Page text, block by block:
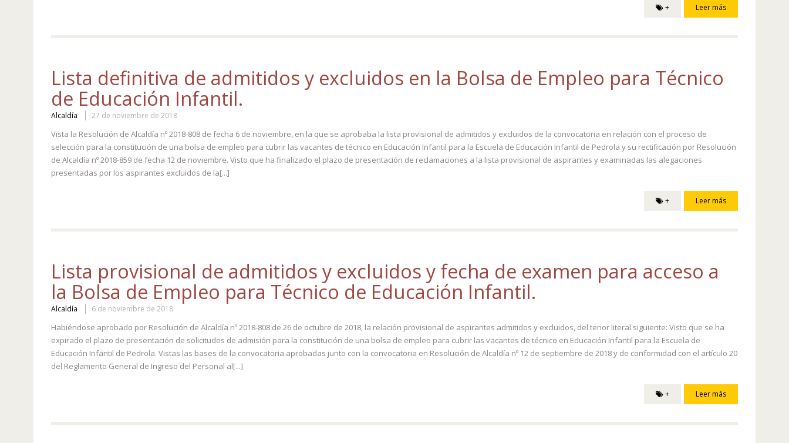
Leer más
+
Lista definitiva de admitidos y excluidos en la Bolsa de Empleo para Técnico
de Educación Infantil.
Alcaldía 27 de noviembre de 2018
Vista la Resolución de Alcaldía nº 2018-808 de fecha 6 de noviembre, en la que se aprobaba la lista provisional de admitidos y excluidos de la convocatoria en relación con el proceso de
selección para la constitución de una bolsa de empleo para cubrir las vacantes de técnico en Educación Infantil para la Escuela de Educación Infantil de Pedrola y su rectificación por Resolución
de Alcaldía nº 2018-859 de fecha 12 de noviembre. Visto que ha finalizado el plazo de presentación de reclamaciones a la lista provisional de aspirantes y examinadas las alegaciones
presentadas por los aspirantes excluidos de la[...]
Leer más
+
Lista provisional de admitidos y excluidos y fecha de examen para acceso a
la Bolsa de Empleo para Técnico de Educación Infantil.
Alcaldía 6 de noviembre de 2018
Habiéndose aprobado por Resolución de Alcaldía nº 2018-808 de 26 de octubre de 2018, la relación provisional de aspirantes admitidos y excluidos, del tenor literal siguiente: Visto que se ha
expirado el plazo de presentación de solicitudes de admisión para la constitución de una bolsa de empleo para cubrir las vacantes de técnico en Educación Infantil para la Escuela de
Educación Infantil de Pedrola. Vistas las bases de la convocatoria aprobadas junto con la convocatoria en Resolución de Alcaldía nº 12 de septiembre de 2018 y de conformidad con el artículo 20
del Reglamento General de Ingreso del Personal al[...]
Leer más
+